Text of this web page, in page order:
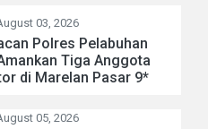
03, 2026
Polres Pelabuhan
Tiga Anggota
di Marelan Pasar 9*
05, 2026